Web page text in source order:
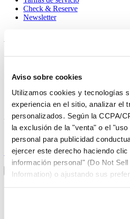
Aviso sobre cookies
Utilizamos cookies y tecnologías
experiencia en el sitio, analizar el
personalizados. Según la CCPA/
la exclusión de la "venta" o el
personal para publicidad
ejercer este derecho haciendo
información personal" (Do Not
Information) o ajustando sus
Check & Reserve
Newsletter
Aviso sobre cookies
Desistimiento del contrato
Sistema de información
Únase al club Certina
Suscríbase para recibir información
Suscríbase
Seleccionar país/región
Alternador de idioma